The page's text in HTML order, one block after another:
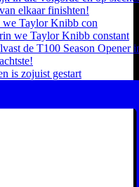
we Taylor Knibb con
is zojuist gestart